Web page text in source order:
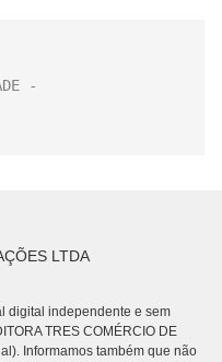
LTDA
digital independente e sem
TRES COMÉRCIO DE
Informamos também que não